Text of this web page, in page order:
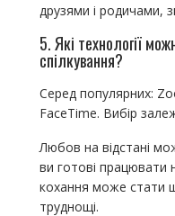
друзями і родичами,
5. Які технології
спілкування?
Серед популярних:
FaceTime. Вибір
Любов на відстані
ви готові працювати
кохання може стати
труднощі.